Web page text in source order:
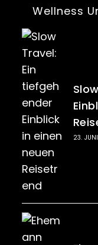
Wellness
23.